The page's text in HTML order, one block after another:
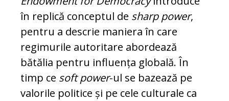
în replică conceptul de sharp power,
pentru a descrie maniera în care
regimurile au­to­ritare abordează
bătălia pentru influența globală. În
timp ce soft power-ul se ba­zea­ză pe
valorile politice și pe cele culturale ca